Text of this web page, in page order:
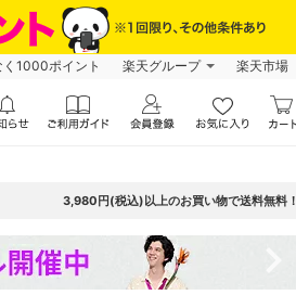
1000ポイント 楽天グループ 楽天市場
3,980円(税込)以上のお買い物で送料無料！